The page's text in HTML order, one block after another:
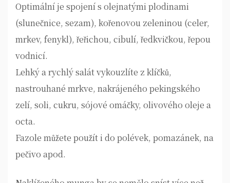
Optimální je spojení s olejnatými plodinami
(slunečnice, sezam), kořenovou zeleninou (celer,
mrkev, fenykl), řeřichou, cibulí, ředkvičkou, řepou
vodnicí.
Lehký a rychlý salát vykouzlíte z klíčků,
nastrouhané mrkve, nakrájeného pekingského
zelí, soli, cukru, sójové omáčky, olivového oleje a
octa.
Fazole můžete použít i do polévek, pomazánek, na
pečivo apod.